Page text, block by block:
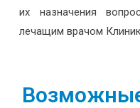
их назначения
лечащим врачом